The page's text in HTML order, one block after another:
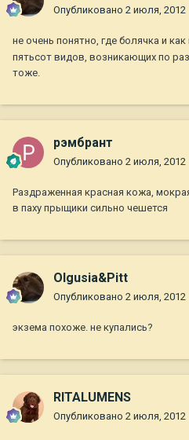
Опубликовано 2 июля, 2012
не очень понятно, где болячка и
пятьсот видов, возникающих по
тоже.
рэмбрант
Опубликовано 2 июля, 2012
Раздраженная красная кожа,
в паху прыщики сильно чешется
Olgusia&Pitt
Опубликовано 2 июля, 2012
экзема похоже. не купались?
RITALUMENS
Опубликовано 2 июля, 2012